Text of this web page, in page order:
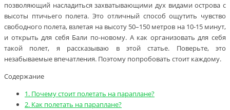
позволяющий насладиться захватывающими дух видами острова с
высоты птичьего полета. Это отличный способ ощутить чувство
свободного полета, взлетая на высоту 50–150 метров на 10-15 минут,
и открыть для себя Бали по-новому. А как организовать для себя
такой полет, я рассказываю в этой статье. Поверьте, это
незабываемые впечатления. Поэтому попробовать стоит каждому.
Содержание
1. Почему стоит полетать на параплане?
2. Как полетать на параплане?